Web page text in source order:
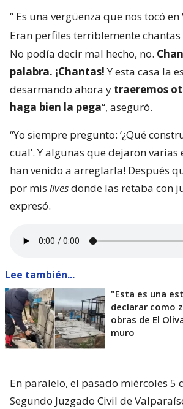
“ Es una vergüenza que nos tocó
Eran perfiles terriblemente chantas
No podía decir mal hecho, no.
palabra. ¡Chantas!Y esta casa la
desarmando ahora y traeremos
haga bien la pega“, aseguró.
“Yo siempre pregunto: ‘¿Qué
cual’. Y algunas que dejaron varias
han venido a arreglarla! Después
por mis livesdonde las retaba con
expresó.
Lee también...
"Esta es una
declarar como
obras de El
muro
En paralelo, el pasado miércoles 5
Segundo Juzgado Civil de